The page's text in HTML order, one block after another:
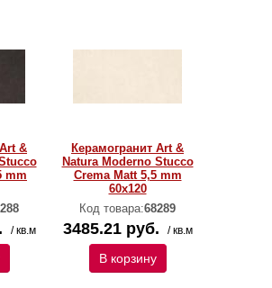
&
mm
/ кв.м
Керамогранит Art &
Natura Moderno Stucco
Crema Matt 5,5 mm
60х120
Код товара:68289
3485.21 руб. / кв.м
В корзину